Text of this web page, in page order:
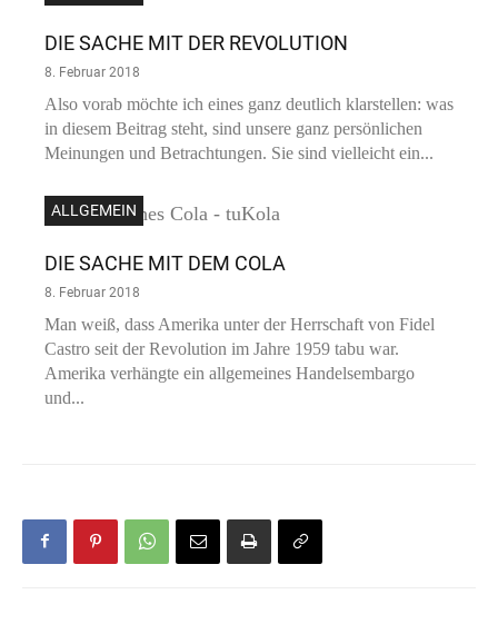
DIE SACHE MIT DER REVOLUTION
8. Februar 2018
Also vorab möchte ich eines ganz deutlich klarstellen: was
in diesem Beitrag steht, sind unsere ganz persönlichen
Meinungen und Betrachtungen. Sie sind vielleicht ein...
ALLGEMEIN
DIE SACHE MIT DEM COLA
8. Februar 2018
Man weiß, dass Amerika unter der Herrschaft von Fidel
Castro seit der Revolution im Jahre 1959 tabu war.
Amerika verhängte ein allgemeines Handelsembargo
und...